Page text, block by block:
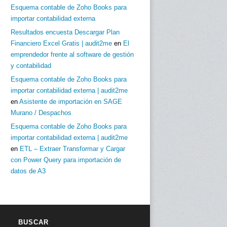
Esquema contable de Zoho Books para
importar contabilidad externa
Resultados encuesta Descargar Plan
Financiero Excel Gratis | audit2me en El
emprendedor frente al software de gestión
y contabilidad
Esquema contable de Zoho Books para
importar contabilidad externa | audit2me
en Asistente de importación en SAGE
Murano / Despachos
Esquema contable de Zoho Books para
importar contabilidad externa | audit2me
en ETL – Extraer Transformar y Cargar
con Power Query para importación de
datos de A3
BUSCAR